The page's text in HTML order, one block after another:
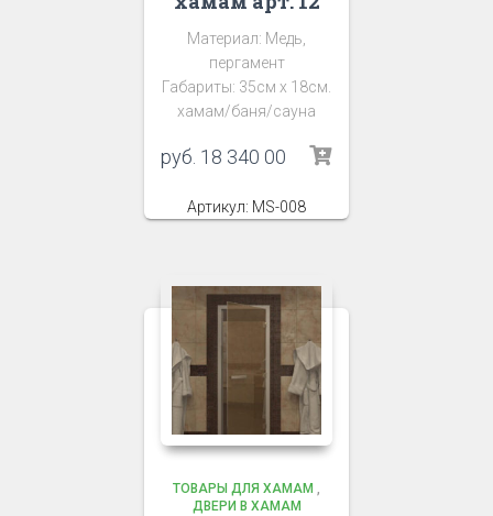
Материал: Медь,
пергамент
Габариты: 35см х 18см.
хамам/баня/сауна
руб. 18 340 00
Артикул: MS-008
ТОВАРЫ ДЛЯ ХАМАМ ,
ДВЕРИ В ХАМАМ